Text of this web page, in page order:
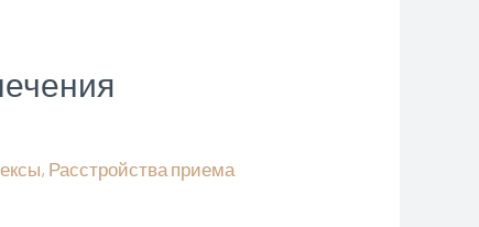
, Расстройства приема